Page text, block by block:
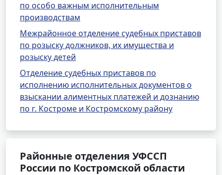
по особо важным исполнительным
производствам
Межрайонное отделение судебных приставов
по розыску должников, их имущества и
розыску детей
Отделение судебных приставов по
исполнению исполнительных документов о
взыскании алиментных платежей и дознанию
по г. Костроме и Костромскому району
Районные отделения УФССП
России по Костромской области